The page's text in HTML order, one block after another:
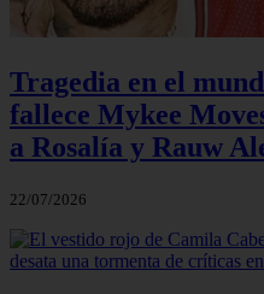
Tragedia en el
fallece Mykee
a Rosalía y Rauw
22/07/2026